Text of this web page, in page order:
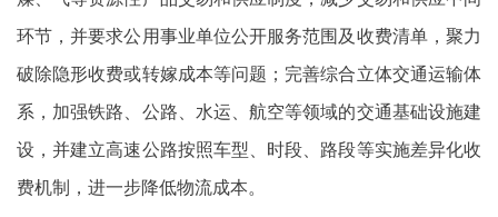
环节，并要求公用事业单位公开服务范围及收费清单，聚力
破除隐形收费或转嫁成本等问题；完善综合立体交通运输体
系，加强铁路、公路、水运、航空等领域的交通基础设施建
设，并建立高速公路按照车型、时段、路段等实施差异化收
费机制，进一步降低物流成本。